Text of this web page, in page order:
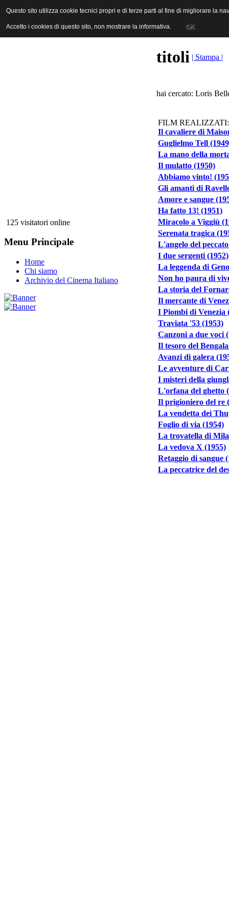
ANICA | Associazione Nazionale Industrie Cinematografiche
125 visitatori online
Menu Principale
Home
Chi siamo
Archivio del Cinema Italiano
titoli | Stampa |
hai cercato: Loris
FILM REALIZZATI:
Il cavaliere di
Guglielmo Tell
La mano della
Il mulatto (1950)
Abbiamo vinto!
Gli amanti di
Amore e sangue
Ha fatto 13! (1951)
Miracolo a Viggiù
Serenata tragica
L'angelo del
I due sergenti (1952)
La leggenda di
Non ho paura di
La storia del
Il mercante di
I Piombi di Venezia
Traviata '53 (1953)
Canzoni a due voci
Il tesoro del
Avanzi di galera
Le avventure di
I misteri della
L'orfana del ghetto
Il prigioniero del re
La vendetta dei
Foglio di via (1954)
La trovatella di
La vedova X (1955)
Retaggio di sangue
La peccatrice del
Questo sito utilizza cookie tecnici propri e di terze parti al fine di migliorare la
Accetto i cookies di questo sito, non mostrare la informativa. OK
Questo sito utilizza cookie tecnici propri e di terze parti al fine di migliorare la
Accetto i cookies di questo sito, non mostrare la informativa. OK